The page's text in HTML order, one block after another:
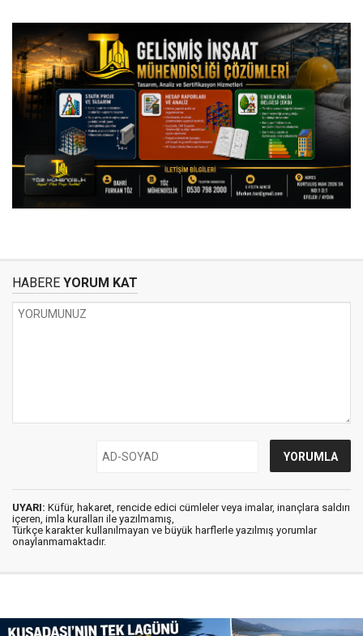
HABERE YORUM KAT
UYARI: Küfür, hakaret, rencide edici cümleler veya imalar, inançlara saldırı
içeren, imla kuralları ile yazılmamış,
Türkçe karakter kullanılmayan ve büyük harflerle yazılmış yorumlar
onaylanmamaktadır.